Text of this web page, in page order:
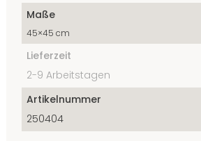
Maße
45×45 cm
Lieferzeit
2-9 Arbeitstagen
Artikelnummer
250404